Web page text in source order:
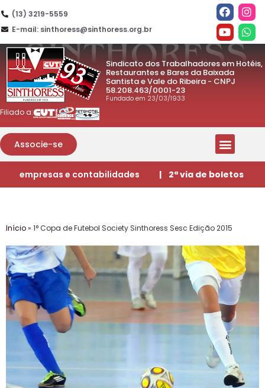
(13) 3219-5559
E-mail: sinthoress@sinthoress.org.br
Sindicato dos Trabalhadores em Hotéis,
Restaurantes e Bares da Baixada
Santista e Vale do Ribeira - CNPJ
58.208.463/0001-23
Fundado em 23/03/1933
Filiado a:
Associe-se
empresas e contabilidades | 2ª via de boletos
Início» 1° Copa de Futebol Society Sinthoress Sesc Edição 2015